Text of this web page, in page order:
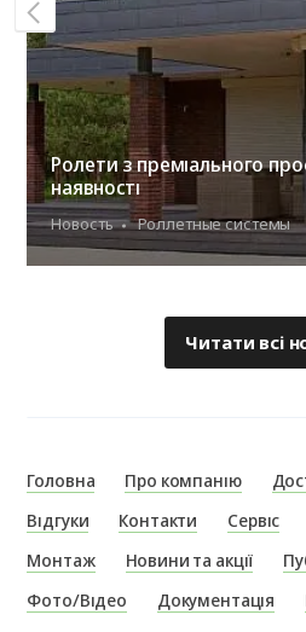
Ролети з преміального
наявності
Новость Роллетные системы
Читати всі
Головна Про компанію
Відгуки
Контакти Сервіс
Монтаж
Новини та акції
Фото/Відео
Документація